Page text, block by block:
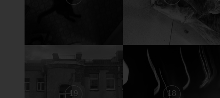
19 18